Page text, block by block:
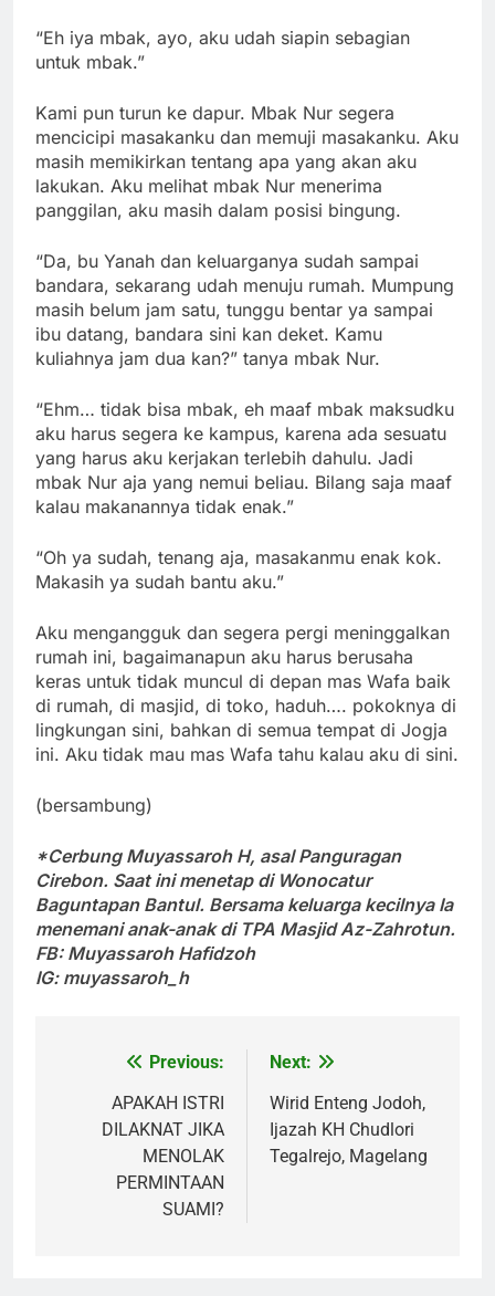
“Eh iya mbak, ayo, aku udah siapin sebagian
untuk mbak.”
Kami pun turun ke dapur. Mbak Nur segera
mencicipi masakanku dan memuji masakanku. Aku
masih memikirkan tentang apa yang akan aku
lakukan. Aku melihat mbak Nur menerima
panggilan, aku masih dalam posisi bingung.
“Da, bu Yanah dan keluarganya sudah sampai
bandara, sekarang udah menuju rumah. Mumpung
masih belum jam satu, tunggu bentar ya sampai
ibu datang, bandara sini kan deket. Kamu
kuliahnya jam dua kan?” tanya mbak Nur.
“Ehm… tidak bisa mbak, eh maaf mbak maksudku
aku harus segera ke kampus, karena ada sesuatu
yang harus aku kerjakan terlebih dahulu. Jadi
mbak Nur aja yang nemui beliau. Bilang saja maaf
kalau makanannya tidak enak.”
“Oh ya sudah, tenang aja, masakanmu enak kok.
Makasih ya sudah bantu aku.”
Aku mengangguk dan segera pergi meninggalkan
rumah ini, bagaimanapun aku harus berusaha
keras untuk tidak muncul di depan mas Wafa baik
di rumah, di masjid, di toko, haduh…. pokoknya di
lingkungan sini, bahkan di semua tempat di Jogja
ini. Aku tidak mau mas Wafa tahu kalau aku di sini.
(bersambung)
*Cerbung Muyassaroh H, asal Panguragan
Cirebon. Saat ini menetap di Wonocatur
Baguntapan Bantul. Bersama keluarga kecilnya Ia
menemani anak-anak di TPA Masjid Az-Zahrotun.
FB: Muyassaroh Hafidzoh
IG: muyassaroh_h
navigation
Previous:
APAKAH ISTRI
DILAKNAT JIKA
MENOLAK
PERMINTAAN
SUAMI?
Next:
Wirid Enteng Jodoh,
Ijazah KH Chudlori
Tegalrejo, Magelang